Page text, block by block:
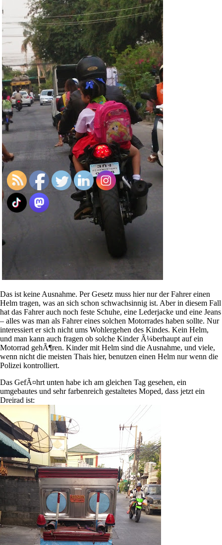
Das ist keine Ausnahme. Per Gesetz muss hier nur der Fahrer einen
Helm tragen, was an sich schon schwachsinnig ist. Aber in diesem Fall
hat das Fahrer auch noch feste Schuhe, eine Lederjacke und eine Jeans
– alles was man als Fahrer eines solchen Motorrades haben sollte. Nur
interessiert er sich nicht ums Wohlergehen des Kindes. Kein Helm,
und man kann auch fragen ob solche Kinder Ã¼berhaupt auf ein
Motorrad gehÃ¶ren. Kinder mit Helm sind die Ausnahme, und viele,
wenn nicht die meisten Thais hier, benutzen einen Helm nur wenn die
Polizei kontrolliert.
Das GefÃ¤hrt unten habe ich am gleichen Tag gesehen, ein
umgebautes und sehr farbenreich gestaltetes Moped, dass jetzt ein
Dreirad ist: